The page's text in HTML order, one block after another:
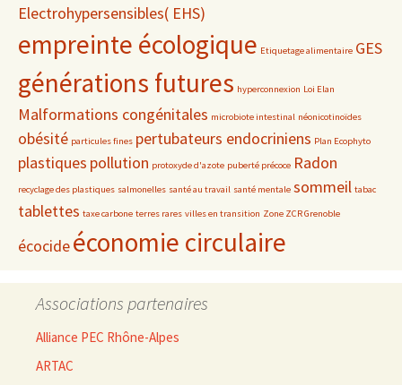
Electrohypersensibles( EHS)
empreinte écologique Etiquetage alimentaire GES
générations futures hyperconnexion Loi Elan
Malformations congénitales microbiote intestinal néonicotinoïdes
obésité particules fines pertubateurs endocriniens Plan Ecophyto
plastiques pollution protoxyde d'azote puberté précoce Radon
recyclage des plastiques salmonelles santé au travail santé mentale sommeil tabac
tablettes taxe carbone terres rares villes en transition Zone ZCR Grenoble
écocideéconomie circulaire
Associations partenaires
Alliance PEC Rhône-Alpes
ARTAC